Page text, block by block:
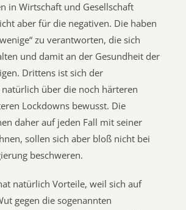
in Wirtschaft und Gesellschaft
aber für die negativen. Die haben
zu verantworten, die sich
und damit an der Gesundheit der
Drittens ist sich der
über die noch härteren
Lockdowns bewusst. Die
daher auf jeden Fall mit seiner
sollen sich aber bloß nicht bei
beschweren.
natürlich Vorteile, weil sich auf
gegen die sogenannten